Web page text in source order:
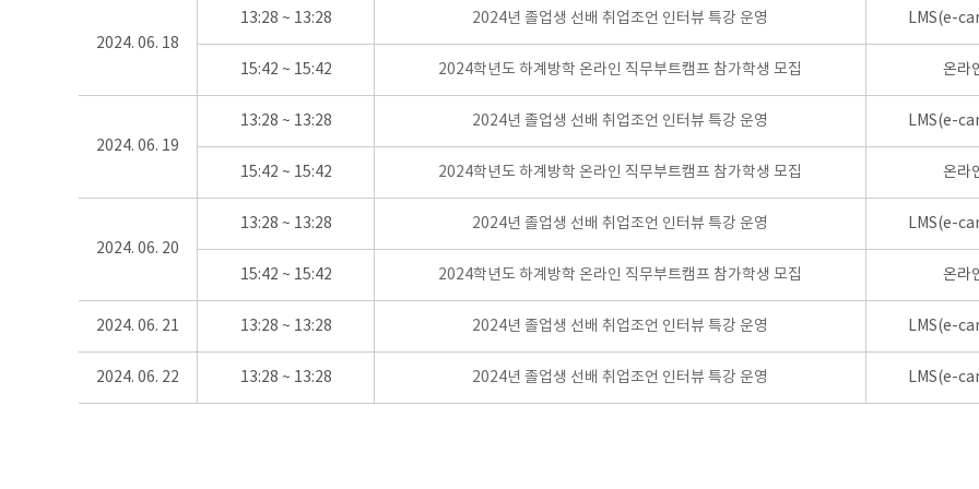
2024. 06. 18
13:28 ~ 13:28 2024년 졸업생 선배 취업조언 인터뷰 특강 운영 LMS(e-
15:42 ~ 15:42 2024학년도 하계방학 온라인 직무부트캠프 참가학생 모집 온라
2024. 06. 19
13:28 ~ 13:28 2024년 졸업생 선배 취업조언 인터뷰 특강 운영 LMS(e-
15:42 ~ 15:42 2024학년도 하계방학 온라인 직무부트캠프 참가학생 모집 온라
2024. 06. 20
13:28 ~ 13:28 2024년 졸업생 선배 취업조언 인터뷰 특강 운영 LMS(e-
15:42 ~ 15:42 2024학년도 하계방학 온라인 직무부트캠프 참가학생 모집 온라
2024. 06. 21 13:28 ~ 13:28 2024년 졸업생 선배 취업조언 인터뷰 특강 운영 LMS(e-
2024. 06. 22 13:28 ~ 13:28 2024년 졸업생 선배 취업조언 인터뷰 특강 운영 LMS(e-